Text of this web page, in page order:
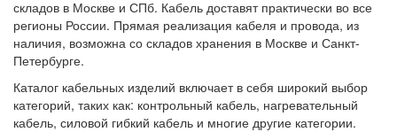
складов в Москве и СПб. Кабель доставят практически во все
регионы России. Прямая реализация кабеля и провода, из
наличия, возможна со складов хранения в Москве и Санкт-
Петербурге.
Каталог кабельных изделий включает в себя широкий выбор
категорий, таких как: контрольный кабель, нагревательный
кабель, силовой гибкий кабель и многие другие категории.